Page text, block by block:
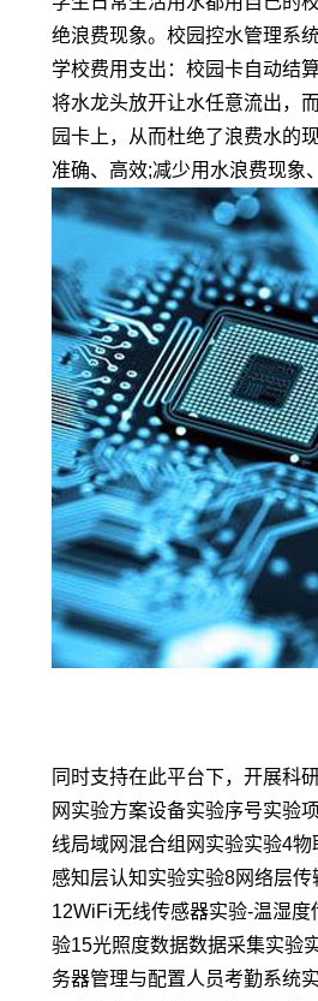
绝浪费现象。校园控水管理系
学校费用支出：校园卡自动结
将水龙头放开让水任意流出，
园卡上，从而杜绝了浪费水的
准确、高效;减少用水浪费现象
同时支持在此平台下，开展科
网实验方案设备实验序号实验
线局域网混合组网实验实验4
感知层认知实验实验8网络层
12WiFi无线传感器实验-温湿
验15光照度数据数据采集实验
务器管理与配置人员考勤系统